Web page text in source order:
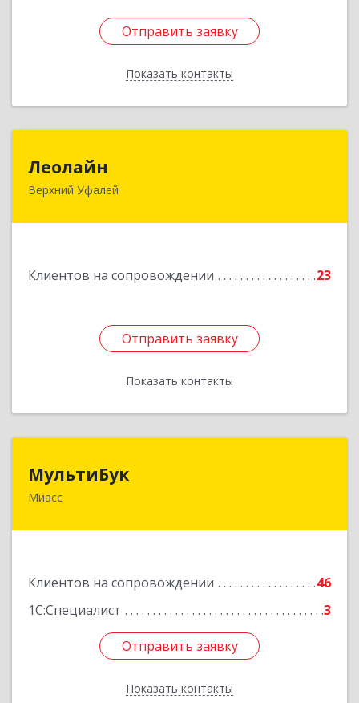
Отправить заявку
Показать контакты
Отправить заявку
Назад
Леолайн
Верхний Уфалей
Клиентов на сопровождении 23
Отправить заявку
Показать контакты
456800, Челябинская обл, Верхний Уфалей г,
Отправить заявку
Назад
МультиБук
Миасс
Клиентов на сопровождении
46
1С:Специалист
3
Отправить заявку
Показать контакты
456318, Челябинская обл, Миасс г, Жуковского
Отправить заявку
Назад